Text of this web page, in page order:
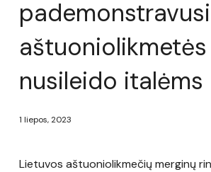
aštuoniolikmetės
nusileido italėms
1 liepos, 2023
Lietuvos aštuoniolikmečių merginų